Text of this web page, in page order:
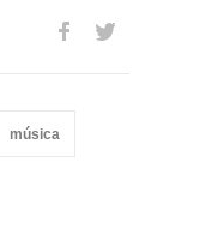
música